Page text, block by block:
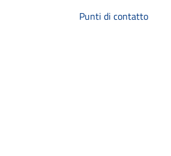
Punti di contatto